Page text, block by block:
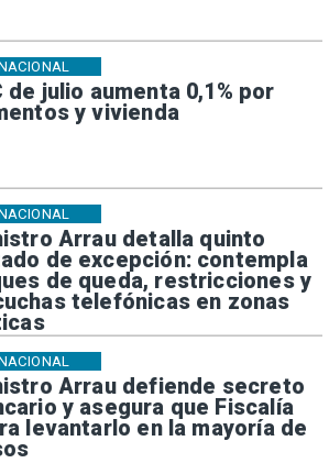
de julio aumenta 0,1% por
y vivienda
Arrau detalla quinto
de excepción: contempla
de queda, restricciones y
telefónicas en zonas
Arrau defiende secreto
y asegura que Fiscalía
levantarlo en la mayoría de